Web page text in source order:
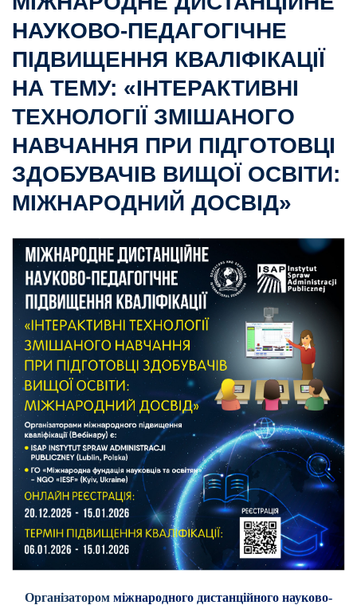
НАУКОВО-ПЕДАГОГІЧНЕ
ПІДВИЩЕННЯ КВАЛІФІКАЦІЇ
НА ТЕМУ: «ІНТЕРАКТИВНІ
ТЕХНОЛОГІЇ ЗМІШАНОГО
НАВЧАННЯ ПРИ ПІДГОТОВЦІ
ЗДОБУВАЧІВ ВИЩОЇ ОСВІТИ:
МІЖНАРОДНИЙ ДОСВІД»
Організатором міжнародного дистанційного науково-